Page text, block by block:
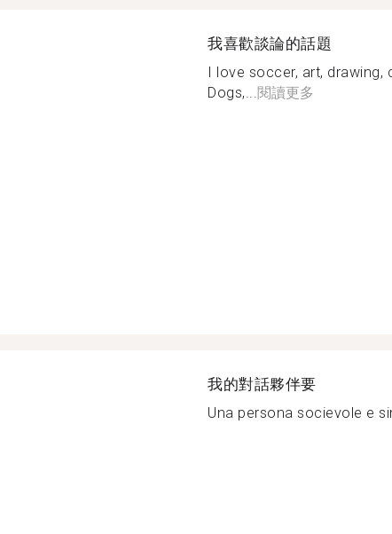
我喜歡談論的話題
I love soccer, art, drawing,
Dogs,...閱讀更多
我的對話夥伴要
Una persona socievole e